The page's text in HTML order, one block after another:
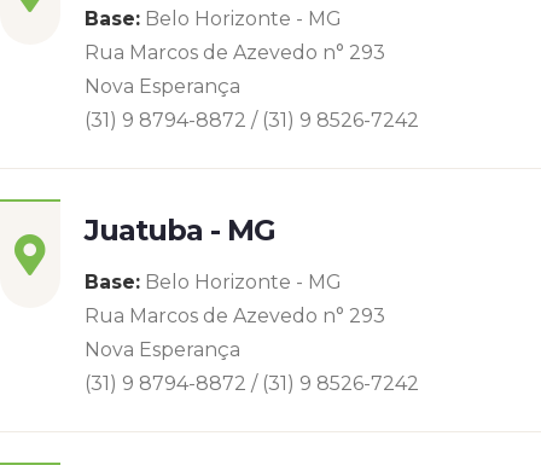
Base: Belo Horizonte - MG
Rua Marcos de Azevedo n° 293
Nova Esperança
(31) 9 8794-8872 / (31) 9 8526-7242
Juatuba - MG
Base: Belo Horizonte - MG
Rua Marcos de Azevedo n° 293
Nova Esperança
(31) 9 8794-8872 / (31) 9 8526-7242